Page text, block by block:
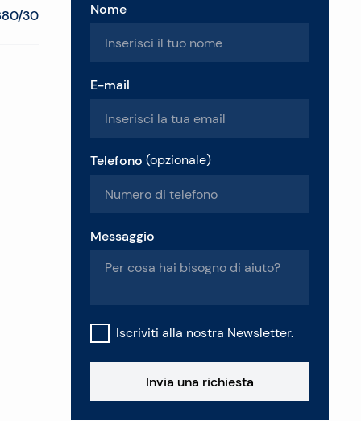
30 Nome
E-mail
Telefono (opzionale)
Messaggio
Iscriviti alla nostra Newsletter.
Invia una richiesta